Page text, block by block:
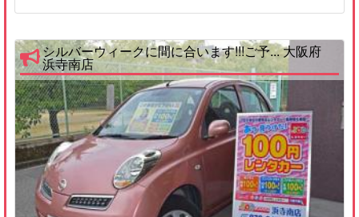
シルバーウィークに間に合います!!!ご予... 大阪府
浜寺南店